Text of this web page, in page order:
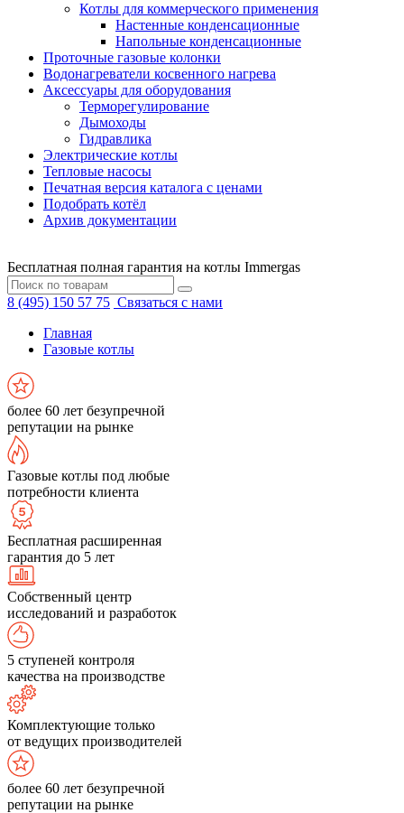
Котлы для коммерческого применения
Настенные конденсационные
Напольные конденсационные
Проточные газовые колонки
Водонагреватели косвенного нагрева
Аксессуары для оборудования
Терморегулирование
Дымоходы
Гидравлика
Электрические котлы
Тепловые насосы
Печатная версия каталога с ценами
Подобрать котёл
Архив документации
Бесплатная полная гарантия на котлы Immergas
8 (495) 150 57 75 Связаться с нами
Главная
Газовые котлы
более 60 лет безупречной
репутации на рынке
Газовые котлы под любые
потребности клиента
Бесплатная расширенная
гарантия до 5 лет
Собственный центр
исследований и разработок
5 ступеней контроля
качества на производстве
Комплектующие только
от ведущих производителей
более 60 лет безупречной
репутации на рынке